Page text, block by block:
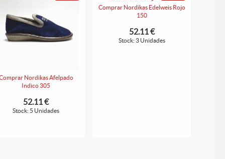
Nordikas Afelpado
Indico 305
52.11 €
Stock: 5 Unidades
Comprar Nordikas Edelweis Rojo
150
52.11 €
Stock: 3 Unidades